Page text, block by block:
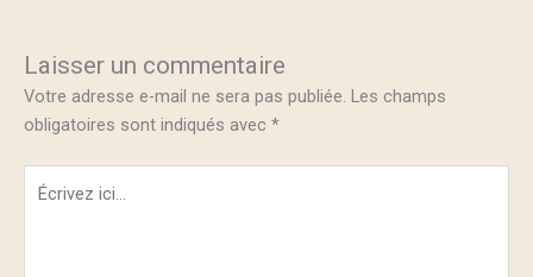
Laisser un commentaire
Votre adresse e-mail ne sera pas publiée. Les champs
obligatoires sont indiqués avec *
Écrivez
ici…